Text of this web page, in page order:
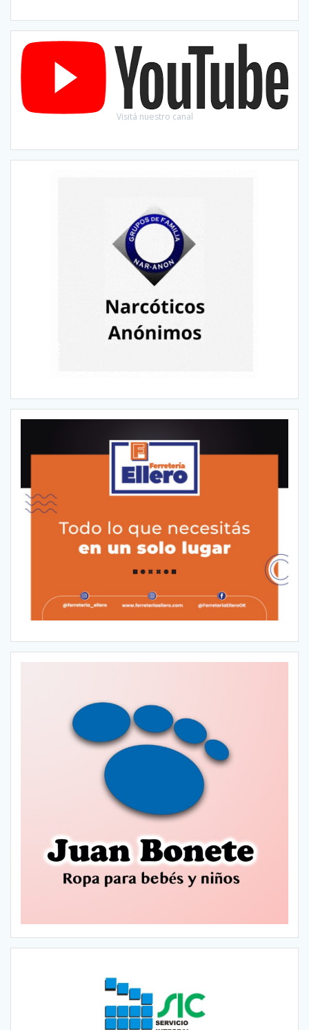
Visitá nuestro canal